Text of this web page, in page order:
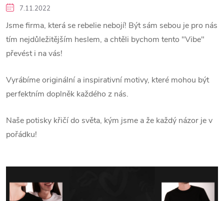
7.11.2022
Jsme firma, která se rebelie nebojí! Být sám sebou je pro nás
tím nejdůležitějším heslem, a chtěli bychom tento "Vibe"
převést i na vás!
Vyrábíme originální a inspirativní motivy, které mohou být
perfektním doplněk každého z nás.
Naše potisky křičí do světa, kým jsme a že každý názor je v
pořádku!